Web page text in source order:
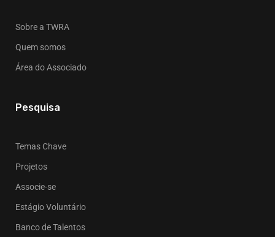
Sobre a TWRA
Quem somos
Área do Associado
Pesquisa
Temas Chave
Projetos
Associe-se
Estágio Voluntário
Banco de Talentos